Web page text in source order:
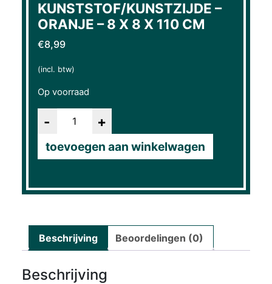
KUNSTSTOF/KUNSTZIJDE –
ORANJE – 8 X 8 X 110 CM
€8,99
(incl. btw)
Op voorraad
toevoegen aan winkelwagen
Beschrijving Beoordelingen (0)
Beschrijving